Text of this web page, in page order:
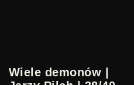
Wiele demonów |